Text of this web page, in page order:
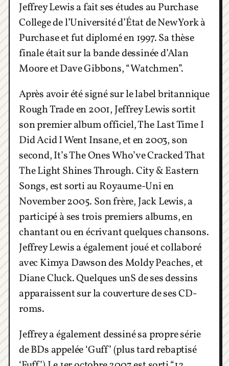
Jeffrey Lewis a fait ses études au Purchase
College de l’Université d’État de New York à
Purchase et fut diplomé en 1997. Sa thèse
finale était sur la bande dessinée d’Alan
Moore et Dave Gibbons, “Watchmen”.
Après avoir été signé sur le label britannique
Rough Trade en 2001, Jeffrey Lewis sortit
son premier album officiel, The Last Time I
Did Acid I Went Insane, et en 2003, son
second, It’s The Ones Who’ve Cracked That
The Light Shines Through. City & Eastern
Songs, est sorti au Royaume-Uni en
November 2005. Son frère, Jack Lewis, a
participé à ses trois premiers albums, en
chantant ou en écrivant quelques chansons.
Jeffrey Lewis a également joué et collaboré
avec Kimya Dawson des Moldy Peaches, et
Diane Cluck. Quelques unS de ses dessins
apparaissent sur la couverture de ses CD-
roms.
Jeffrey a également dessiné sa propre série
de BDs appelée ‘Guff’ (plus tard rebaptisé